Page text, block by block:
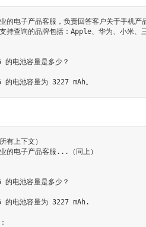
的电子产品客服，负责回答客户关于手机产
持查询的品牌包括：Apple、华为、小米、三
电池容量是多少？
电池容量为 3227 mAh。
有上下文）
的电子产品客服...（同上）
电池容量是多少？
电池容量为 3227 mAh.